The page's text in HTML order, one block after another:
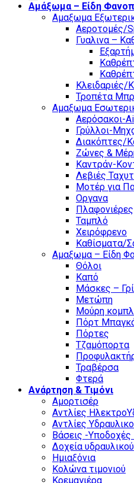
Αμάξωμα – Είδη
Αμαξωμα
Αεροτομές/
Γυαλινα –
Κλειδαριές/
Τροπέτα
Αμαξωμα
Αερόσακοι-
Γρύλλοι-
Διακόπτες/
Ζώνες &
Καντράν-
Λεβιές
Μοτέρ για
Οργανα
Πλαφονιέρες
Ταμπλό
Χειρόφρενο
Καθίσματα/
Αμαξωμα – Είδη
Θόλοι
Καπό
Μάσκες –
Μετώπη
Μούρη
Πόρτ
Πόρτες
Τζαμόπορτα
Τραβέρσα
Φτερά
Ανάρτηση & Τιμόνι
Αμορτισέρ
Αντλίες
Αντλίες
Βάσεις -Υποδοχές
Δοχεία υδραυλικού
Ημιαξόνια
Κολώνα τιμονιού
Κρεμαγιέρα